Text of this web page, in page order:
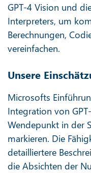
GPT-4 Vision und
Interpreters, um
Berechnungen,
vereinfachen.
Unsere
Microsofts
Integration von
Wendepunkt in der
markieren. Die
detailliertere
die Absichten der